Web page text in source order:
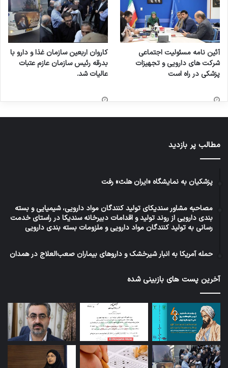
آئین نامه مسئولیت اجتماعی
شرکت های دارویی و تجهیزات
پزشکی در راه است
کاروان اربعین سازمان غذا و دارو با
بدرقه رئیس سازمان عازم عتبات
عالیات شد.
مطالب پر بازدید
پزشکیان به نمایشگاه «ایران هلث» رفت
مصاحبه مشاور سندیکای تولید کنندگان مواد دارویی، شیمیایی و بسته
بندی دارویی از روند تولید و اقدامات دبیرخانه سندیکا در راستای خدمت
رسانی به تولید کنندگان مواد دارویی و ملزومات بسته بندی دارویی
حمله آمریکا به انبار شیرخشک و داروهای بیماران صعب‌العلاج در همدان
آخرین پست های بازبینی شده